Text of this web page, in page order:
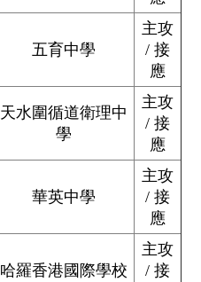
五育中學
主攻
/ 接
應
天水圍循道衛理中
學
主攻
/ 接
應
華英中學
主攻
/ 接
應
哈羅香港國際學校
主攻
/ 接